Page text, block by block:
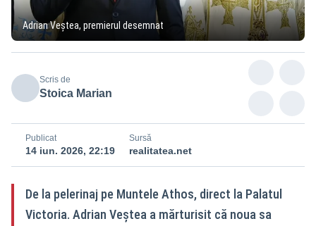
Adrian Veștea, premierul desemnat
Scris de
Stoica Marian
Publicat
14 iun. 2026, 22:19
Sursă
realitatea.net
De la pelerinaj pe Muntele Athos, direct la Palatul
Victoria. Adrian Veștea a mărturisit că noua sa